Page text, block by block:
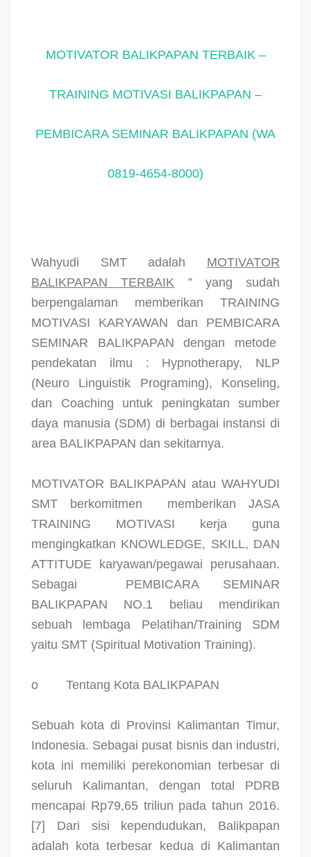
MOTIVATOR BALIKPAPAN TERBAIK –
TRAINING MOTIVASI BALIKPAPAN –
PEMBICARA SEMINAR BALIKPAPAN (WA
0819-4654-8000)
Wahyudi SMT adalah MOTIVATOR
BALIKPAPAN TERBAIK ” yang sudah
berpengalaman memberikan TRAINING
MOTIVASI KARYAWAN dan PEMBICARA
SEMINAR BALIKPAPAN dengan metode
pendekatan ilmu : Hypnotherapy, NLP
(Neuro Linguistik Programing), Konseling,
dan Coaching untuk peningkatan sumber
daya manusia (SDM) di berbagai instansi di
area BALIKPAPAN dan sekitarnya.
MOTIVATOR BALIKPAPAN atau WAHYUDI
SMT berkomitmen
memberikan JASA
TRAINING MOTIVASI kerja guna
mengingkatkan KNOWLEDGE, SKILL, DAN
ATTITUDE karyawan/pegawai perusahaan.
Sebagai
PEMBICARA SEMINAR
BALIKPAPAN NO.1 beliau mendirikan
sebuah lembaga Pelatihan/Training SDM
yaitu SMT (Spiritual Motivation Training).
o Tentang Kota BALIKPAPAN
Sebuah kota di Provinsi Kalimantan Timur,
Indonesia. Sebagai pusat bisnis dan industri,
kota ini memiliki perekonomian terbesar di
seluruh Kalimantan, dengan total PDRB
mencapai Rp79,65 triliun pada tahun 2016.
[7] Dari sisi kependudukan, Balikpapan
adalah kota terbesar kedua di Kalimantan